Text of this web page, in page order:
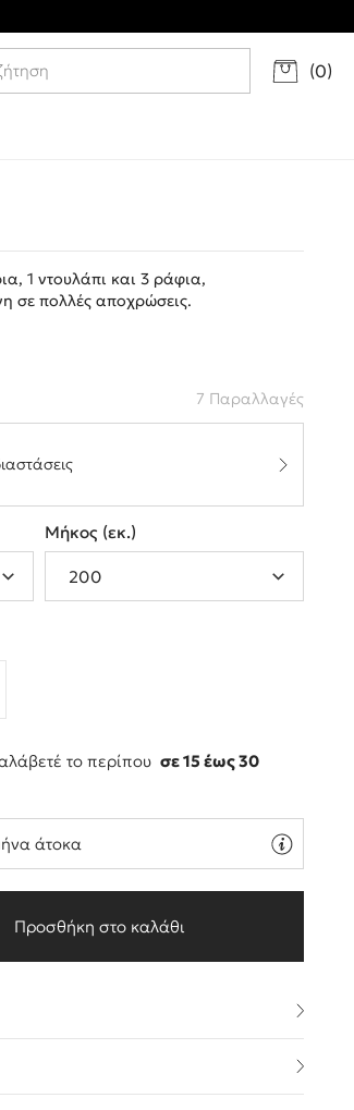
(0)
1 ντουλάπι και 3 ράφια,
σε πολλές αποχρώσεις.
7 Παραλλαγές
Μήκος (εκ.)
το περίπου σε 15 έως 30
άτοκα
Προσθήκη στο καλάθι